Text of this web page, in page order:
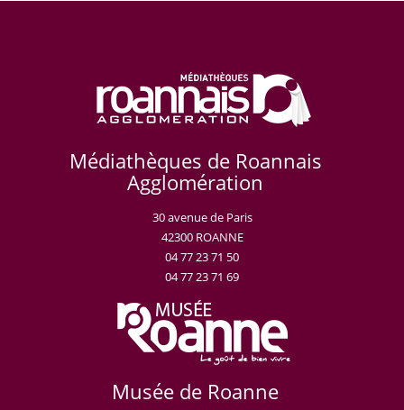
Médiathèques de Roannais
Agglomération
30 avenue de Paris
42300 ROANNE
04 77 23 71 50
04 77 23 71 69
Musée de Roanne